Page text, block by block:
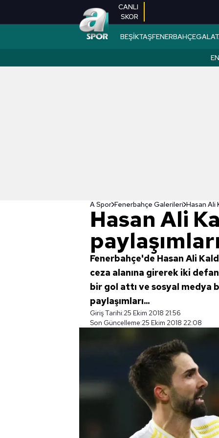
CANLI
SKOR
BEŞİKTAŞFENERBAHÇE
A Spor Fenerbahçe Galerileri Hasan Ali
Hasan Ali
Fenerbahçe'de Hasan Ali
ceza alanına girerek iki
bir gol attı ve sosyal medya
paylaşımları...
Giriş Tarihi:25 Ekim 2018 21:56
Son Güncelleme:25 Ekim 2018 22:08